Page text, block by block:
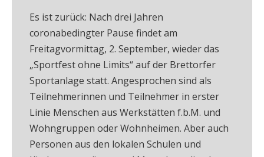
Es ist zurück: Nach drei Jahren
coronabedingter Pause findet am
Freitagvormittag, 2. September, wieder das
„Sportfest ohne Limits“ auf der Brettorfer
Sportanlage statt. Angesprochen sind als
Teilnehmerinnen und Teilnehmer in erster
Linie Menschen aus Werkstätten f.b.M. und
Wohngruppen oder Wohnheimen. Aber auch
Personen aus den lokalen Schulen und